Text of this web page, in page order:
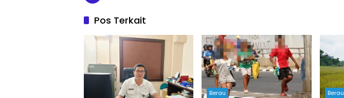
Pos Terkait
Berau Berau